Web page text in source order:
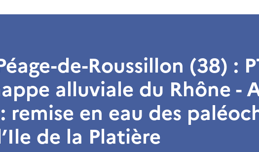
de-Roussillon (38) :
alluviale du Rhône -
: remise en eau des
de la Platière